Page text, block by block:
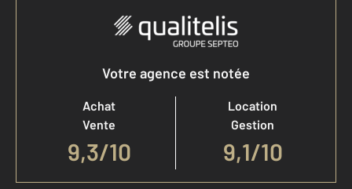
Votre agence est notée
Achat
Vente
9,3/10
Location
Gestion
9,1/10